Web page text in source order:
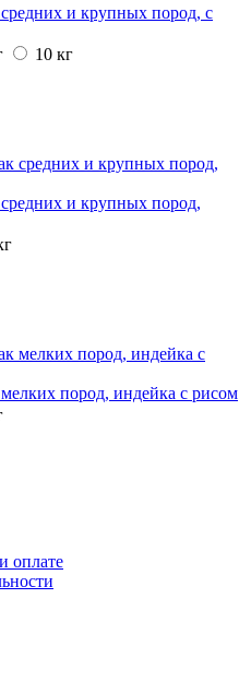
и крупных пород, с
10 кг
и крупных пород,
пород, индейка с рисом
оплате